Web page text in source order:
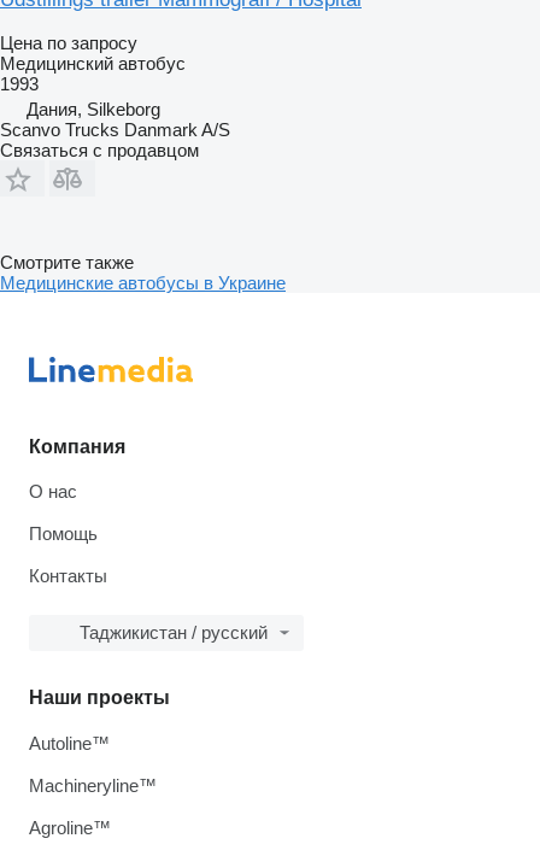
Цена по запросу
Медицинский автобус
1993
Дания, Silkeborg
Scanvo Trucks Danmark A/S
Связаться с продавцом
Смотрите также
Медицинские автобусы в Украине
Компания
О нас
Помощь
Контакты
Таджикистан / русский
Наши проекты
Autoline™
Machineryline™
Agroline™